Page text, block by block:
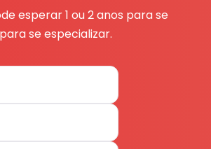
esperar 1 ou 2 anos para se
se especializar.